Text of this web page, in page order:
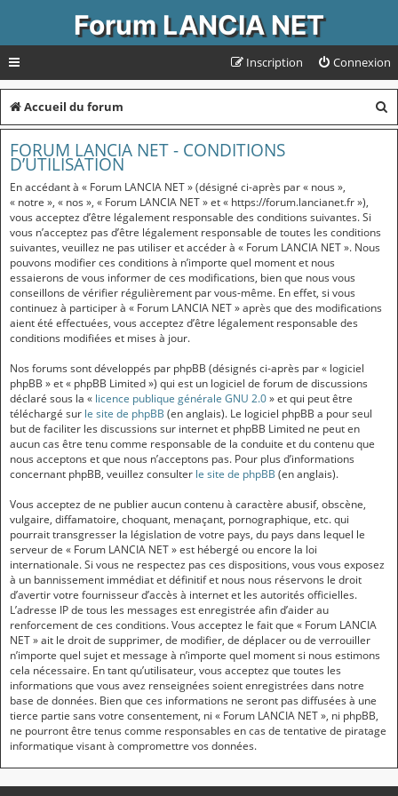
Forum LANCIA NET
Connexion
Inscription
Accueil du forum
e
FORUM LANCIA NET - CONDITIONS
D’UTILISATION
En accédant à « Forum LANCIA NET » (désigné ci-après par « nous »,
« notre », « nos », « Forum LANCIA NET » et « https://forum.lancianet.fr »),
vous acceptez d’être légalement responsable des conditions suivantes. Si
vous n’acceptez pas d’être légalement responsable de toutes les conditions
suivantes, veuillez ne pas utiliser et accéder à « Forum LANCIA NET ». Nous
pouvons modifier ces conditions à n’importe quel moment et nous
essaierons de vous informer de ces modifications, bien que nous vous
conseillons de vérifier régulièrement par vous-même. En effet, si vous
continuez à participer à « Forum LANCIA NET » après que des modifications
aient été effectuées, vous acceptez d’être légalement responsable des
conditions modifiées et mises à jour.
Nos forums sont développés par phpBB (désignés ci-après par « logiciel
phpBB » et « phpBB Limited ») qui est un logiciel de forum de discussions
déclaré sous la « licence publique générale GNU 2.0» et qui peut être
téléchargé sur le site de phpBB (en anglais). Le logiciel phpBB a pour seul
but de faciliter les discussions sur internet et phpBB Limited ne peut en
aucun cas être tenu comme responsable de la conduite et du contenu que
nous acceptons et que nous n’acceptons pas. Pour plus d’informations
concernant phpBB, veuillez consulter le site de phpBB (en anglais).
Vous acceptez de ne publier aucun contenu à caractère abusif, obscène,
vulgaire, diffamatoire, choquant, menaçant, pornographique, etc. qui
pourrait transgresser la législation de votre pays, du pays dans lequel le
serveur de « Forum LANCIA NET » est hébergé ou encore la loi
internationale. Si vous ne respectez pas ces dispositions, vous vous exposez
à un bannissement immédiat et définitif et nous nous réservons le droit
d’avertir votre fournisseur d’accès à internet et les autorités officielles.
L’adresse IP de tous les messages est enregistrée afin d’aider au
renforcement de ces conditions. Vous acceptez le fait que « Forum LANCIA
NET » ait le droit de supprimer, de modifier, de déplacer ou de verrouiller
n’importe quel sujet et message à n’importe quel moment si nous estimons
cela nécessaire. En tant qu’utilisateur, vous acceptez que toutes les
informations que vous avez renseignées soient enregistrées dans notre
base de données. Bien que ces informations ne seront pas diffusées à une
tierce partie sans votre consentement, ni « Forum LANCIA NET », ni phpBB,
ne pourront être tenus comme responsables en cas de tentative de piratage
informatique visant à compromettre vos données.